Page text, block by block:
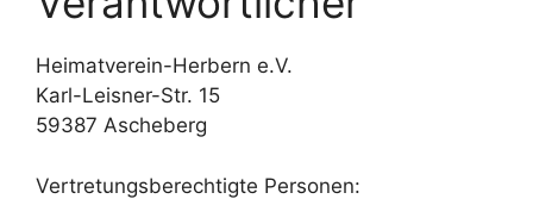
Heimatverein-Herbern e.V.
Karl-Leisner-Str. 15
59387 Ascheberg
Vertretungsberechtigte Personen: